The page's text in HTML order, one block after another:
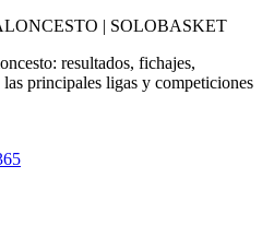
| SOLOBASKET
resultados, fichajes,
principales ligas y competiciones